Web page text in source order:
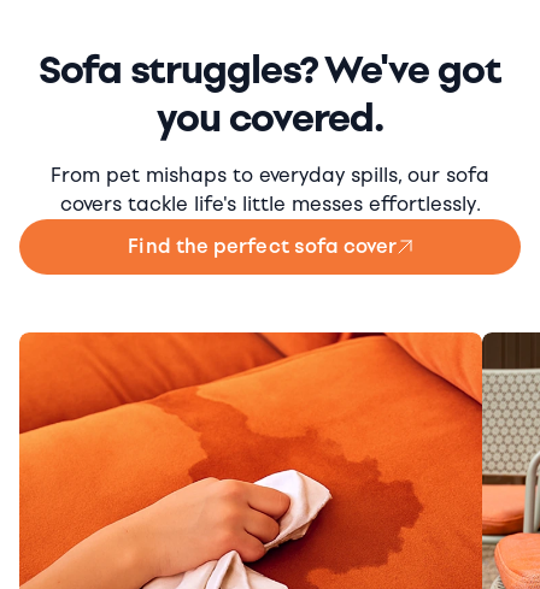
Sofa struggles? We've got
you covered.
From pet mishaps to everyday spills, our sofa
covers tackle life's little messes effortlessly.
Find the perfect sofa cover